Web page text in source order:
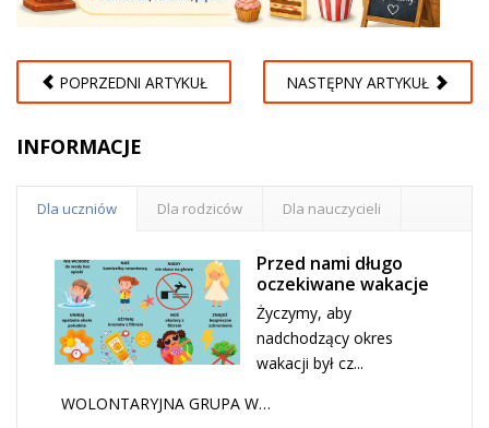
POPRZEDNI ARTYKUŁ NASTĘPNY ARTYKUŁ
INFORMACJE
Dla uczniów Dla rodziców Dla nauczycieli
Przed nami długo
oczekiwane wakacje
Życzymy, aby
nadchodzący okres
wakacji był cz...
WOLONTARYJNA GRUPA W…